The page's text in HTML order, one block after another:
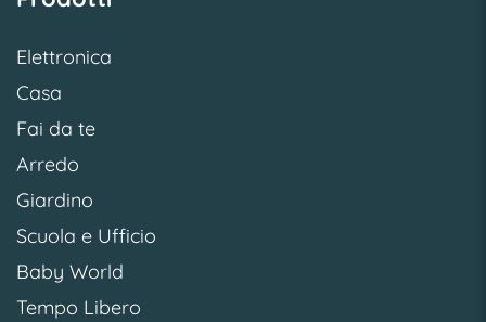
Elettronica
Casa
Fai da te
Arredo
Giardino
Scuola e Ufficio
Baby World
Tempo Libero